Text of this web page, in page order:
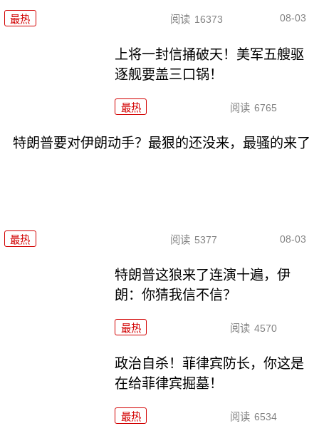
最热 阅读 16373 08-03
上将一封信捅破天！美军五艘驱
逐舰要盖三口锅！
最热 阅读 6765
特朗普要对伊朗动手？最狠的还没来，最骚的来了
最热 阅读 5377 08-03
特朗普这狼来了连演十遍，伊
朗：你猜我信不信？
最热 阅读 4570
政治自杀！菲律宾防长，你这是
在给菲律宾掘墓！
最热 阅读 6534